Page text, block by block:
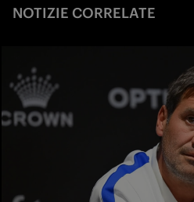
NOTIZIE CORRELATE